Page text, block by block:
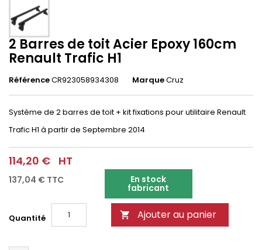
2 Barres de toit Acier Epoxy 160cm
Renault Trafic H1
RéférenceCR923058934308 MarqueCruz
Système de 2 barres de toit + kit fixations pour utilitaire Renault
Trafic H1 à partir de Septembre 2014
114,20 € HT
137,04 € TTC En stock
fabricant
Quantité  Ajouter au panier